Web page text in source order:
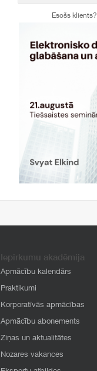
Esošs klients?
Iepirkumu akadēmija
Apmācību kalendārs
Praktikumi
Korporatīvās apmācības
Apmācību abonements
Ziņas un aktualitātes
Nozares vakances